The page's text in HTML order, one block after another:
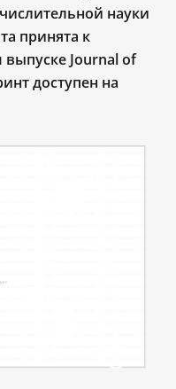
науки
принята к
Journal of
доступен на